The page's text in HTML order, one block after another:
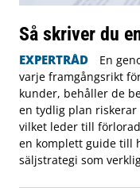
Så skriver du
EXPERTRÅD
En
varje framgångsrikt
kunder, behåller de
en tydlig plan
vilket leder till
en komplett guide till
säljstrategi som